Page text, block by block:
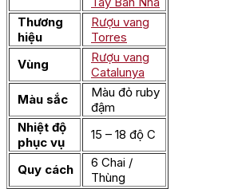
Thương
hiệu
Rượu vang
Torres
Vùng
Rượu vang
Catalunya
Màu sắc
Màu đỏ ruby
đậm
Nhiệt độ
phục vụ
15 – 18 độ C
Quy cách
6 Chai /
Thùng